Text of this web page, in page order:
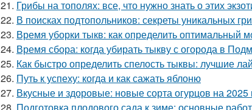
21. Грибы на тополях: все, что нужно знать о этих
22. В поисках подтопольников: секреты уникальных
23. Время уборки тыкв: как определить оптимальный
24. Время сбора: когда убирать тыкву с огорода в
25. Как быстро определить спелость тыквы: лучшие
26. Путь к успеху: когда и как сажать яблоню
27. Вкусные и здоровые: новые сорта огурцов на 2025